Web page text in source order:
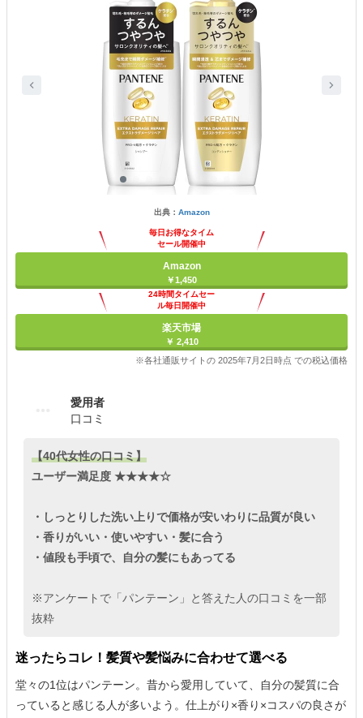
出典： Amazon
毎日お得なタイム
セール開催中
Amazon
￥1,450
24時間タイムセー
ル毎日開催中
楽天市場
￥ 2,410
※各社通販サイトの 2025年7月2日時点 での税込価格
愛用者
口コミ
【40代女性の口コミ】
ユーザー満足度 ★★★★☆
・しっとりした洗い上りで価格が安いわりに品質が良い
・香りがいい・使いやすい・髪に合う
・値段も手頃で、自分の髪にもあってる
※アンケートで「パンテーン」と答えた人の口コミを一部
抜粋
迷ったらコレ！髪質や髪悩みに合わせて選べる
堂々の1位はパンテーン。昔から愛用していて、自分の髪質に合
っていると感じる人が多いよう。仕上がり×香り×コスパの良さが